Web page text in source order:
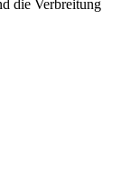
die Verbreitung